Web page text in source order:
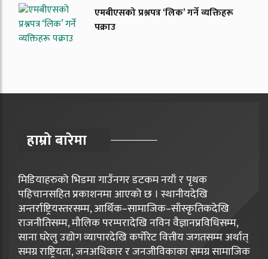
एमबीएसको प्रश्नपत्र ‘लिक’ गर्ने व्यक्तिहरू
पक्राउ
हाम्रो बारेमा
मिडियाहरुको भिडमा गाउँनगर डटकम नयाँ र पृथक
पहिचानसहित प्रकाशनमा आएको छ । स्थानीयदेखि
अन्तर्राष्ट्रियस्तरसम्म, आर्थिक–सामाजिक–साँस्कृतिकदेखि
राजनीतिसम्म, मौलिक परम्परादेखि नविन वैज्ञानप्रविधिसम्म,
साना घरेलु उद्योग व्यापारदेखि कर्पोरेट वित्तीय जगतसम्म अर्थात्
समग्र राष्ट्रियता, जनअधिकार र जनजीविकाका समग्र सामाजिक